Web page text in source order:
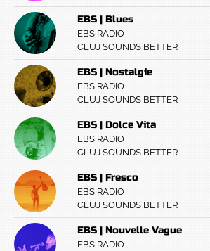
EBS | Blues
EBS RADIO
CLUJ SOUNDS BETTER
EBS | Nostalgie
EBS RADIO
CLUJ SOUNDS BETTER
EBS | Dolce Vita
EBS RADIO
CLUJ SOUNDS BETTER
EBS | Fresco
EBS RADIO
CLUJ SOUNDS BETTER
EBS | Nouvelle Vague
EBS RADIO